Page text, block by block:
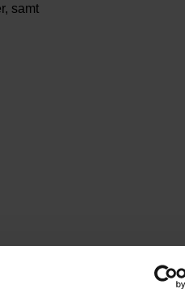
samt